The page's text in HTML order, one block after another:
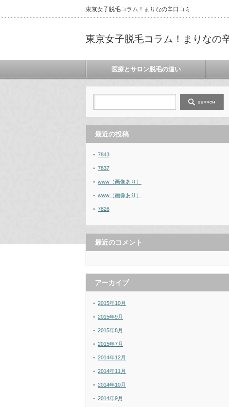
東京女子脱毛コラム！まりなの辛口コミ
東京女子脱毛コラム！まりなの
医療とサロン脱毛の違い
最近の投稿
7843
7837
www（画像あり）
www（画像あり）
7826
最近のコメント
アーカイブ
2015年10月
2015年9月
2015年8月
2015年7月
2014年12月
2014年11月
2014年10月
2014年9月